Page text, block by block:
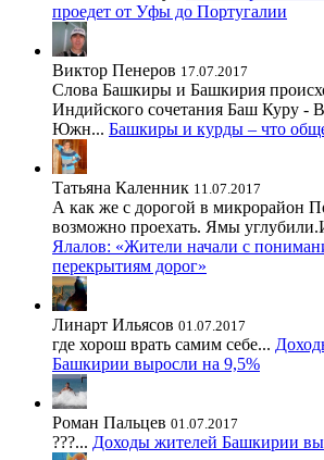
проедет от Уфы до Португалии
Виктор Пенеров 17.07.2017
Слова Башкиры и Башкирия
Индийского сочетания Баш Куру -
Южн... Башкиры и курды – что
Татьяна Каленник 11.07.2017
А как же с дорогой в микрорайон
возможно проехать. Ямы
Ялалов: «Жители начали с
перекрытиям дорог»
Линарт Ильясов 01.07.2017
где хорош врать самим себе...
Башкирии выросли на 9,5%
Роман Пальцев 01.07.2017
???... Доходы жителей Башкирии